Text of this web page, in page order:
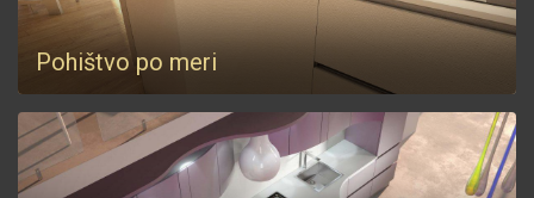
Pohištvo po meri